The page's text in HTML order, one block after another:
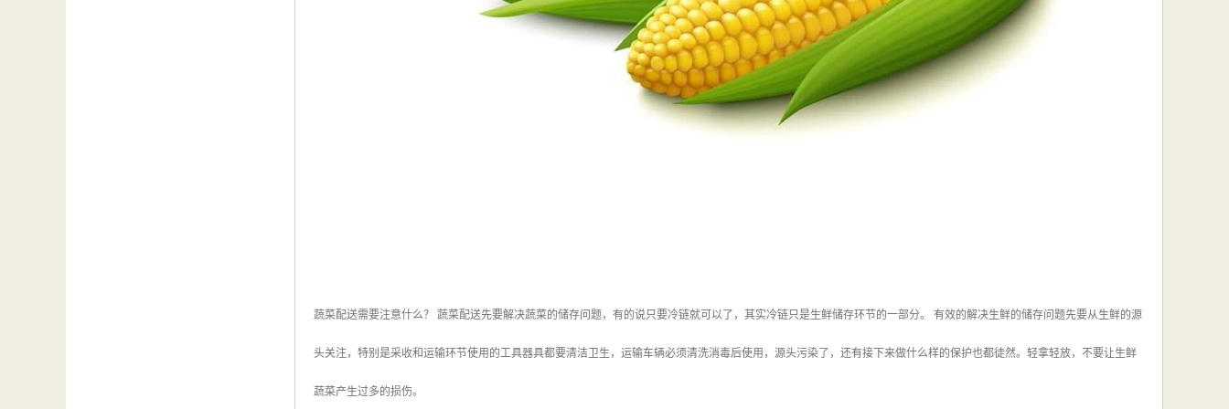
蔬菜配送需要注意什么？ 蔬菜配送先要解决蔬菜的储存问题，有的说只要冷链就可以了，其实冷链只是生鲜储存环节的一部分。 有效的解决生鲜的储存问题先要从生鲜的源
头关注，特别是采收和运输环节使用的工具器具都要清洁卫生，运输车辆必须清洗消毒后使用，源头污染了，还有接下来做什么样的保护也都徒然。轻拿轻放，不要让生鲜
蔬菜产生过多的损伤。